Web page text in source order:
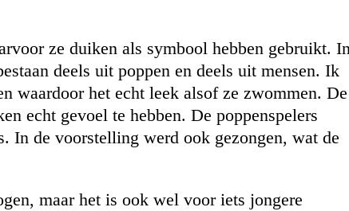
ze duiken als symbool hebben gebruikt.
deels uit poppen en deels uit mensen. Ik
waardoor het echt leek alsof ze zwommen. De
echt gevoel te hebben. De poppenspelers
In de voorstelling werd ook gezongen, wat de
maar het is ook wel voor iets jongere